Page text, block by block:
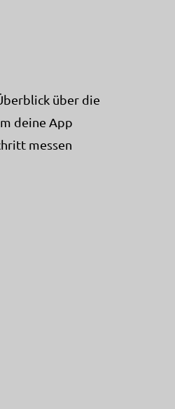
über die
deine App
messen